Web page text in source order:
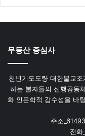
무등산 증심사
천년기도도량 대한불교
하는 불자들의 신행공동
화 인문학적 감수성을 바
주소
전화